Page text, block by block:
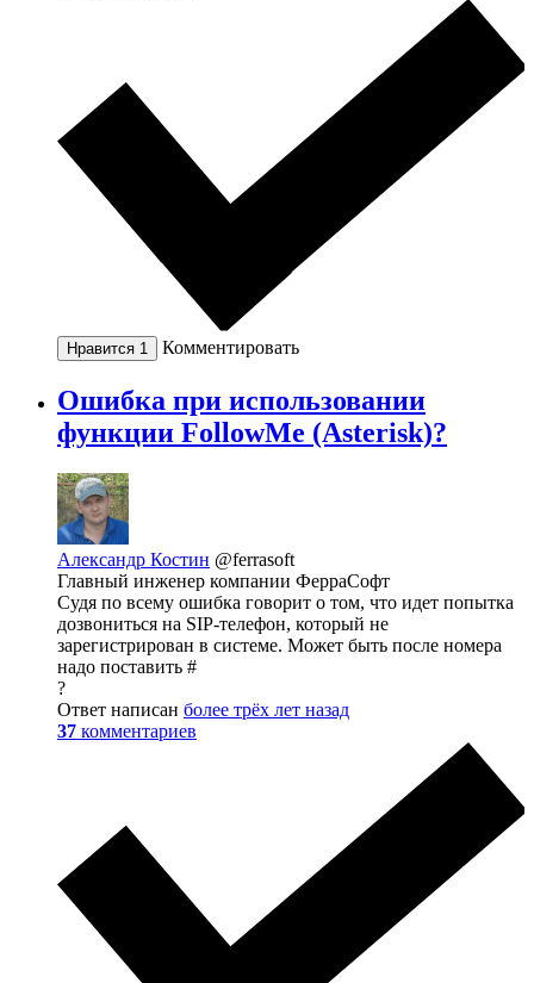
Нравится 1 Комментировать
Ошибка при использовании
функции FollowMe (Asterisk)?
Александр Костин @ferrasoft
Главный инженер компании ФерраСофт
Судя по всему ошибка говорит о том, что идет попытка
дозвониться на SIP-телефон, который не
зарегистрирован в системе. Может быть после номера
надо поставить #
?
Ответ написан более трёх лет назад
37 комментариев